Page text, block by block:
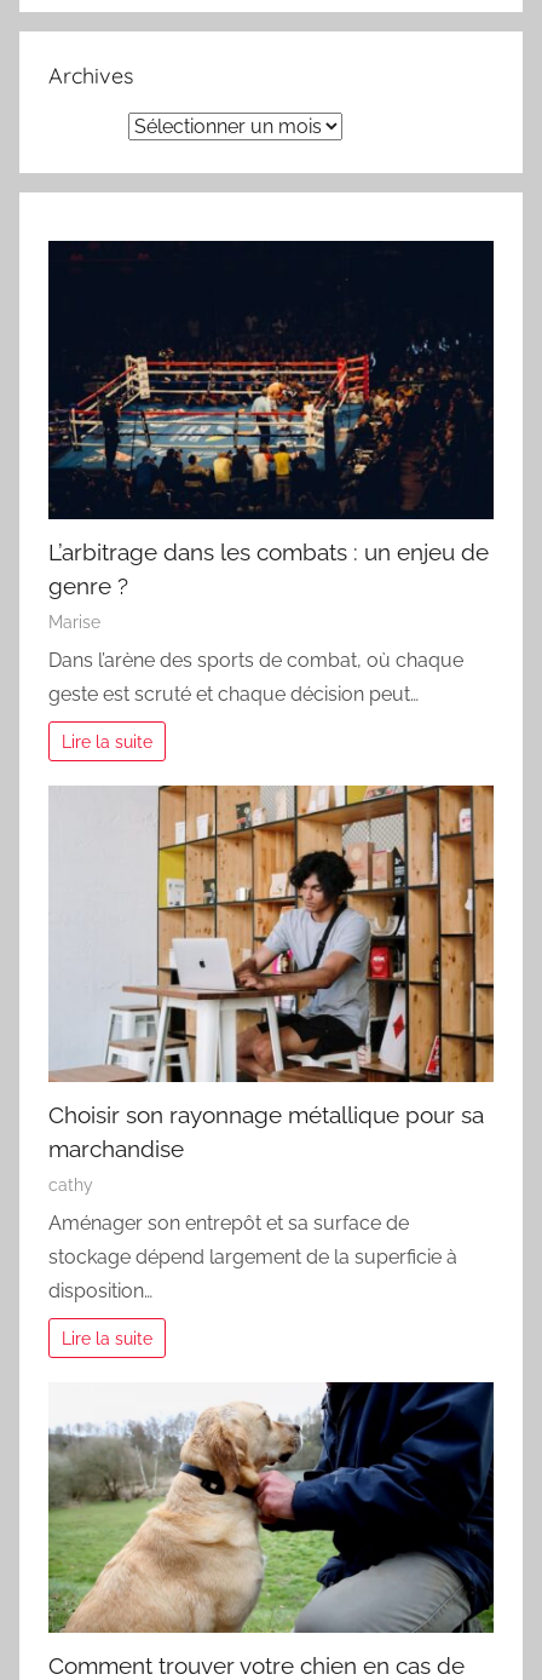
Archives
L’arbitrage dans les combats : un enjeu de
genre ?
Marise
Dans l’arène des sports de combat, où chaque
geste est scruté et chaque décision peut…
Lire la suite
Choisir son rayonnage métallique pour sa
marchandise
cathy
Aménager son entrepôt et sa surface de
stockage dépend largement de la superficie à
disposition…
Lire la suite
Comment trouver votre chien en cas de